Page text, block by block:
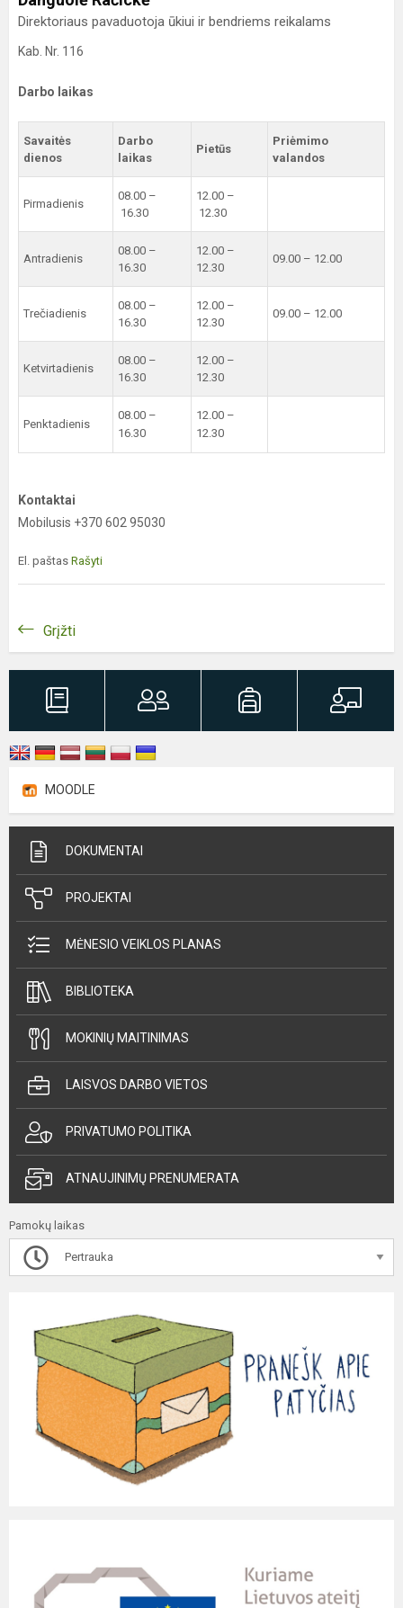
Direktoriaus pavaduotoja ūkiui ir bendriems reikalams
Kab. Nr. 116
Darbo laikas
Savaitės
dienos
Darbo
laikas
Pietūs
Priėmimo
valandos
Pirmadienis
08.00 –
16.30
12.00 –
12.30
Antradienis
08.00 –
16.30
12.00 –
12.30
09.00 – 12.00
Trečiadienis
08.00 –
16.30
12.00 –
12.30
09.00 – 12.00
Ketvirtadienis
08.00 –
16.30
12.00 –
12.30
Penktadienis
08.00 –
16.30
12.00 –
12.30
Kontaktai
Mobilusis +370 602 95030
El. paštas Rašyti
Grįžti
MOODLE
DOKUMENTAI
PROJEKTAI
MĖNESIO VEIKLOS PLANAS
BIBLIOTEKA
MOKINIŲ MAITINIMAS
LAISVOS DARBO VIETOS
PRIVATUMO POLITIKA
ATNAUJINIMŲ PRENUMERATA
Pamokų laikas
Pertrauka